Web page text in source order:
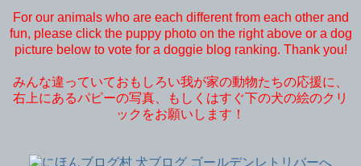
For our animals who are each different from each other and
fun, please click the puppy photo on the right above or a dog
picture below to vote for a doggie blog ranking. Thank you!
みんな違っていておもしろい我が家の動物たちの応援に、
右上にあるパピーの写真、もしくはすぐ下の犬の絵のクリ
ックをお願いします！